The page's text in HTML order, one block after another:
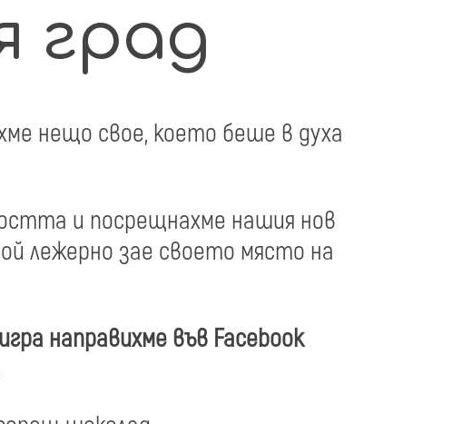
град
нещо свое, което беше в духа
и посрещнахме нашия нов
лежерно зае своето място на
направихме във Facebook